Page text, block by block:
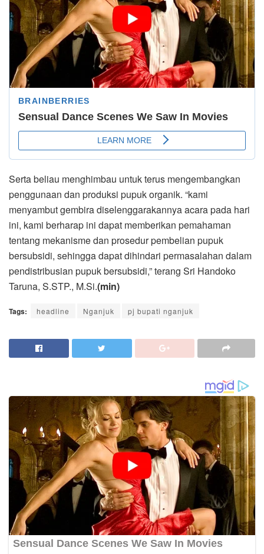
Serta beliau menghimbau untuk terus mengembangkan
penggunaan dan produksi pupuk organik. “kami
menyambut gembira diselenggarakannya acara pada hari
ini, kami berharap ini dapat memberikan pemahaman
tentang mekanisme dan prosedur pembelian pupuk
bersubsidi, sehingga dapat dihindari permasalahan dalam
pendistribusian pupuk bersubsidi,” terang Sri Handoko
Taruna, S.STP., M.Si.(min)
Tags: headline Nganjuk pj bupati nganjuk